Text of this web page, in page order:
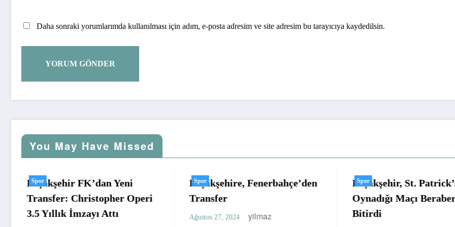
Daha sonraki yorumlarımda kullanılması için adım, e-posta adresim ve site adresim bu tarayıcıya kaydedilsin.
You May Have Missed
Spor
Başakşehire, Fenerbahçe’den
Transfer
Ağustos 27, 2024 yilmaz
Spor
Başakşehir, St. Patrick’s İle
Oynadığı Maçı Berabere
Bitirdi
Spor
Eden Karzev Çin’e
RAMS
açıklama;